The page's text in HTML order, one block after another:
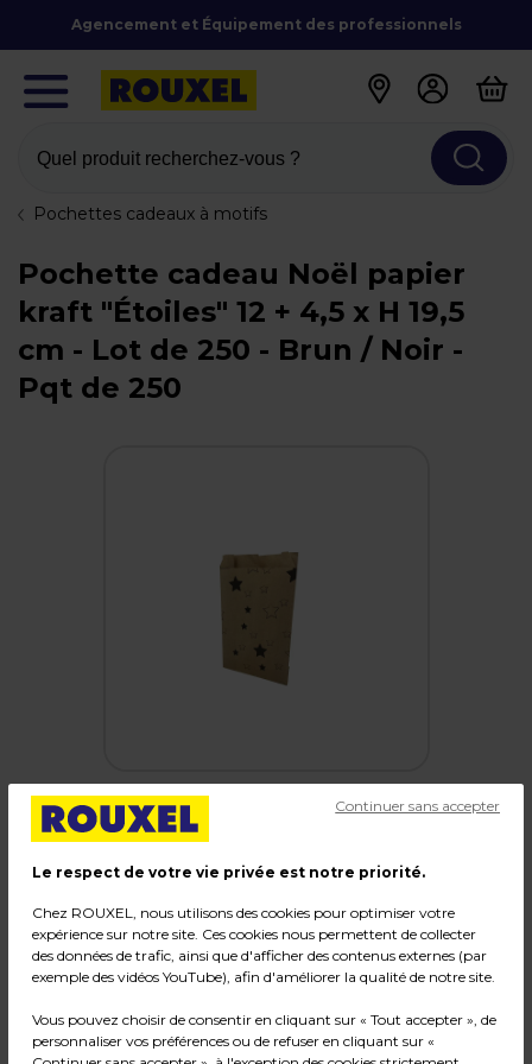
Agencement et Équipement des professionnels
Quel produit recherchez-vous ?
Pochettes cadeaux à motifs
Pochette cadeau Noël papier
kraft "Étoiles" 12 + 4,5 x H 19,5
cm - Lot de 250 - Brun / Noir -
Pqt de 250
Pochette cadeau Noël papier kraft "Étoiles" 12
+ 4,5 x H 19,5 cm - Lot de 250
Code :37964
Couleur : Brun / Noir
Matière : Kraft
Dimensions : 12 + 4,5 x H 19,5 cm
Le respect de votre vie privée est notre priorité.
Chez ROUXEL, nous utilisons des cookies pour optimiser votre
expérience sur notre site. Ces cookies nous permettent de collecter
des données de trafic, ainsi que d'afficher des contenus externes (par
exemple des vidéos YouTube), afin d'améliorer la qualité de notre site.
Vous pouvez choisir de consentir en cliquant sur « Tout accepter », de
personnaliser vos préférences ou de refuser en cliquant sur «
Continuer sans accepter